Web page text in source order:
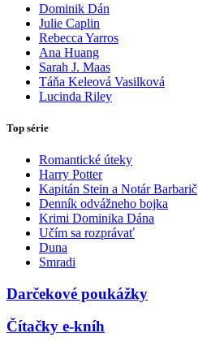
Dominik Dán
Julie Caplin
Rebecca Yarros
Ana Huang
Sarah J. Maas
Táňa Keleová Vasilková
Lucinda Riley
Top série
Romantické úteky
Harry Potter
Kapitán Stein a Notár Barbarič
Denník odvážneho bojka
Krimi Dominika Dána
Učím sa rozprávať
Duna
Smradi
Darčekové poukážky
Čítačky e-kníh